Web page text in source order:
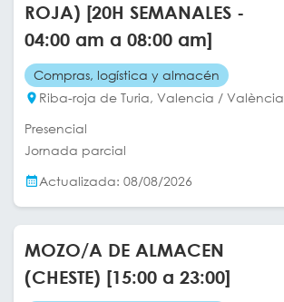
ROJA) [20H SEMANALES -
04:00 am a 08:00 am]
Compras, logística y almacén
Riba-roja de Turia, Valencia / València
Presencial
Jornada parcial
Actualizada: 08/08/2026
MOZO/A DE ALMACEN
(CHESTE) [15:00 a 23:00]